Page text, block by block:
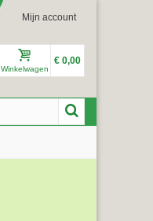
Mijn account
Winkelwagen
€ 0,00